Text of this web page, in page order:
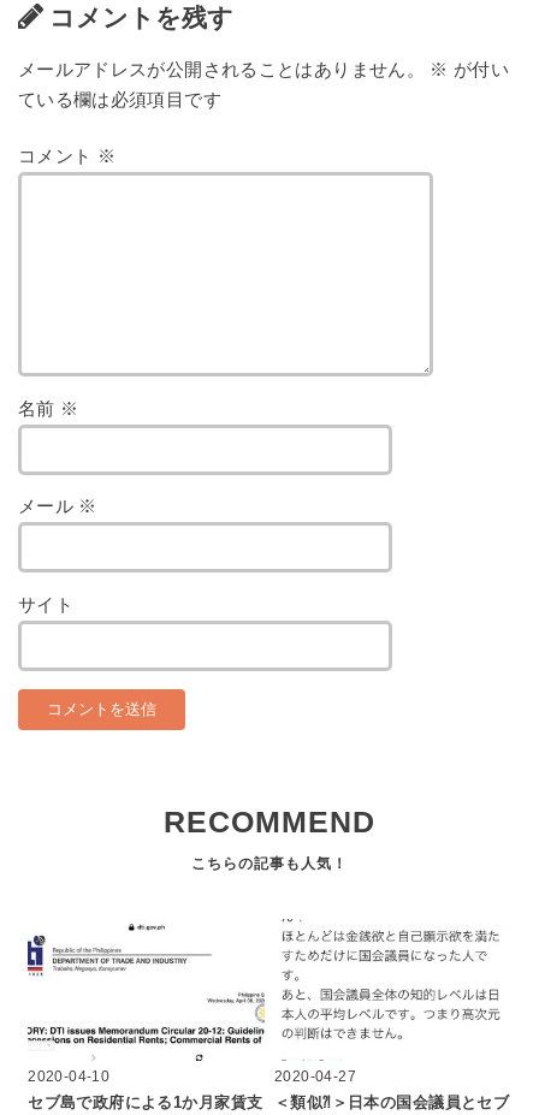
コメントを残す
メールアドレスが公開されることはありません。 ※ が付い
ている欄は必須項目です
コメント ※
名前 ※
メール ※
サイト
RECOMMEND
2020-04-10
セブ島で政府による1か月家賃支
2020-04-27
＜類似⁈＞日本の国会議員とセブ